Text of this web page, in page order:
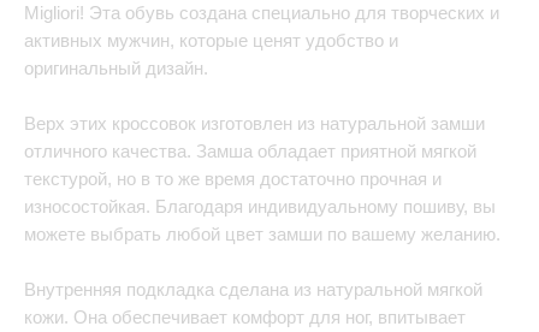
Migliori! Эта обувь создана специально для творческих и
активных мужчин, которые ценят удобство и
оригинальный дизайн.
Верх этих кроссовок изготовлен из натуральной замши
отличного качества. Замша обладает приятной мягкой
текстурой, но в то же время достаточно прочная и
износостойкая. Благодаря индивидуальному пошиву, вы
можете выбрать любой цвет замши по вашему желанию.
Внутренняя подкладка сделана из натуральной мягкой
кожи. Она обеспечивает комфорт для ног, впитывает